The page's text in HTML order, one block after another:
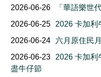
2026-06-26
「華語樂世
2026-06-25
2026 卡加利
2026-06-24
六月原住民
2026-06-23
2026 卡加利
盡牛仔節